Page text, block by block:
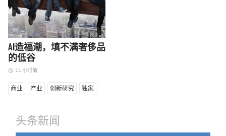
AI造福潮，填不满奢侈品
的低谷
access_time 11 小时前
商业 产业 创新研究 独家
头条新闻